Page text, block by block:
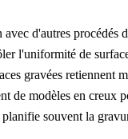
d'autres procédés
l'uniformité de
gravées retiennent
de modèles en creux
souvent la